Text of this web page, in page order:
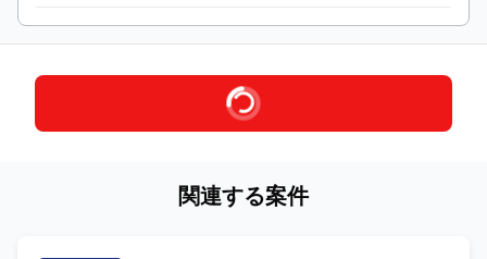
関連する案件